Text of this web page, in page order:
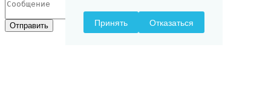
Отправить Принять Отказаться